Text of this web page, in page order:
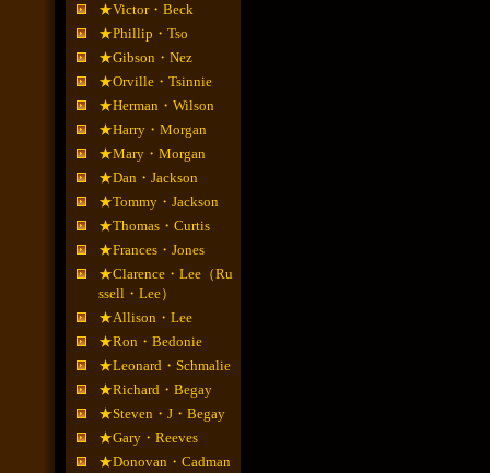
★Victor・Beck
★Phillip・Tso
★Gibson・Nez
★Orville・Tsinnie
★Herman・Wilson
★Harry・Morgan
★Mary・Morgan
★Dan・Jackson
★Tommy・Jackson
★Thomas・Curtis
★Frances・Jones
★Clarence・Lee（Ru
ssell・Lee）
★Allison・Lee
★Ron・Bedonie
★Leonard・Schmalie
★Richard・Begay
★Steven・J・Begay
★Gary・Reeves
★Donovan・Cadman